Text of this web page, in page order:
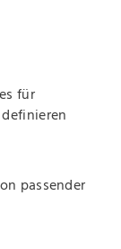
für
passender